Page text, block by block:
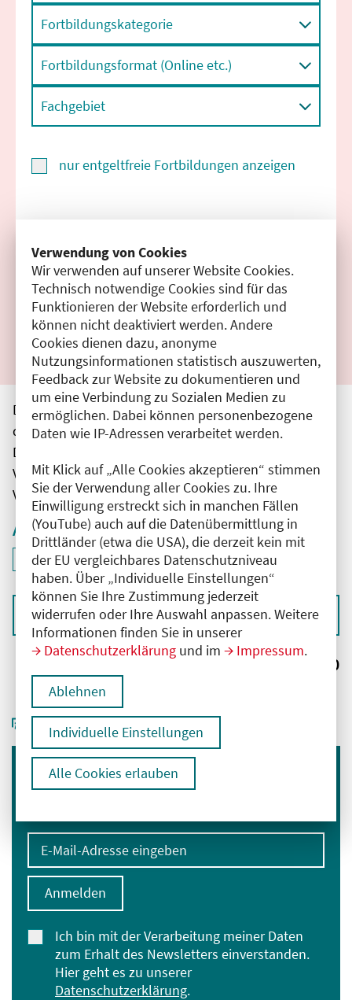
Verwendung von Cookies
Wir verwenden auf unserer Website Cookies.
Technisch notwendige Cookies sind für das
Funktionieren der Website erforderlich und
können nicht deaktiviert werden. Andere
Cookies dienen dazu, anonyme
Nutzungsinformationen statistisch auszuwerten,
Feedback zur Website zu dokumentieren und
um eine Verbindung zu Sozialen Medien zu
ermöglichen. Dabei können personenbezogene
Daten wie IP-Adressen verarbeitet werden.
Mit Klick auf „Alle Cookies akzeptieren“ stimmen
Sie der Verwendung aller Cookies zu. Ihre
Einwilligung erstreckt sich in manchen Fällen
(YouTube) auch auf die Datenübermittlung in
Drittländer (etwa die USA), die derzeit kein mit
der EU vergleichbares Datenschutzniveau
haben. Über „Individuelle Einstellungen“
können Sie Ihre Zustimmung jederzeit
widerrufen oder Ihre Auswahl anpassen. Weitere
Informationen finden Sie in unserer
Datenschutzerklärung und im Impressum.
Ablehnen
Individuelle Einstellungen
Alle Cookies erlauben
Fortbildungskategorie
Fortbildungsformat (Online etc.)
Fachgebiet
nur entgeltfreie Fortbildungen anzeigen
Filter zurücksetzen
Ergebnisse drucken
Die hier aufgeführten Veranstaltungen entsprechen
den unmittelbar vom Veranstalter getätigten Angaben.
Die Ärztekammer Berlin übernimmt keine
Verantwortung für den Inhalt, die Haftung obliegt dem
Veranstalter.
Aktive Filter
Filter
ID: ANT-2502668
deaktivieren und Suchergebnisse neu laden
Sortieren nach
Ergebnisse: 0
Immer informiert bleiben
E-Mail-Adresse eingeben
Ich bin mit der Verarbeitung meiner Daten
zum Erhalt des Newsletters einverstanden.
Hier geht es zu unserer
Datenschutzerklärung.
Anmelden